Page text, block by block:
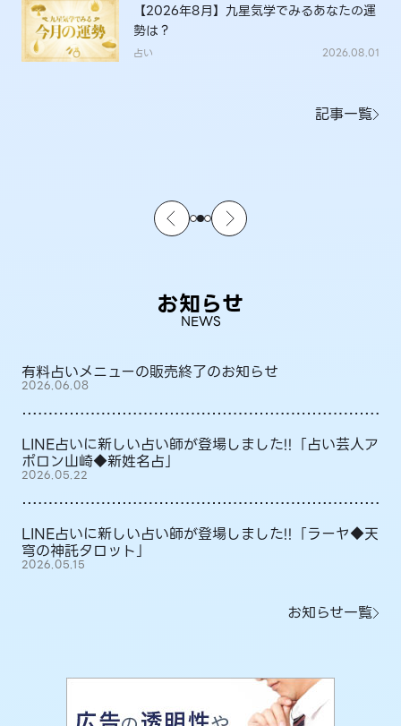
【2026年8月】九星気学でみるあなたの運
勢は？
占い 2026.08.01
記事一覧
お知らせ
NEWS
有料占いメニューの販売終了のお知らせ
2026.06.08
LINE占いに新しい占い師が登場しました!!「占い芸人ア
ポロン山崎◆新姓名占」
2026.05.22
LINE占いに新しい占い師が登場しました!!「ラーヤ◆天
穹の神託タロット」
2026.05.15
お知らせ一覧